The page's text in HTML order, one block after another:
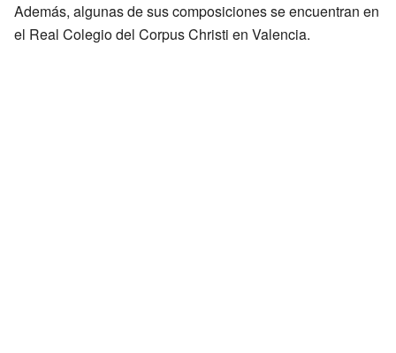
Además, algunas de sus composiciones se encuentran en
el Real Colegio del Corpus Christi en Valencia.